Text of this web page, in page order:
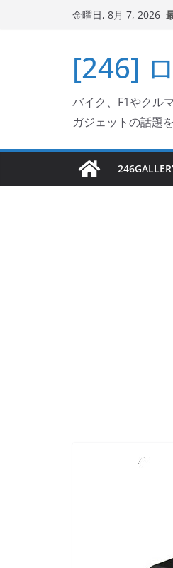
キ
プ
金曜日, 8月 7, 2026
[246]
バイク、F1やクル
ガジェットの話題